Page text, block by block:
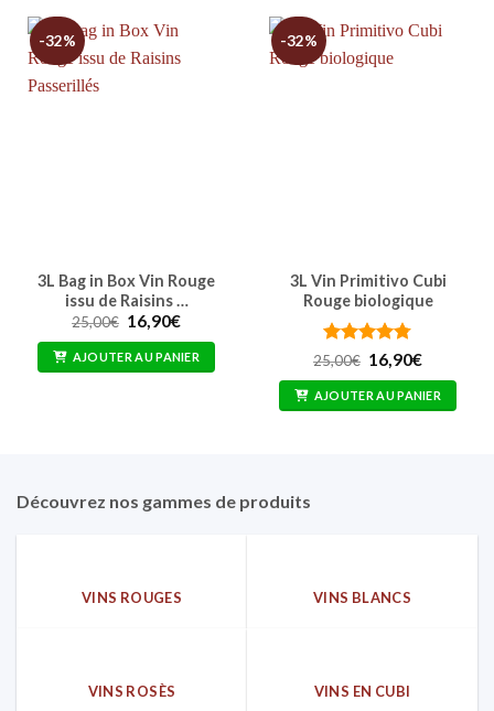
-32%
3L Bag in Box Vin Rouge
issu de Raisins …
25,00€ Le
prix
initial
était :
16,90€Le
actuel
est :
AJOUTER AU PANIER
-32%
3L Vin Primitivo Cubi
Rouge biologique
Note 4.77
25,00€ Le
prix
initial
était :
16,90€Le
actuel
est :
AJOUTER AU PANIER
Découvrez nos gammes de produits
VINS ROUGES VINS BLANCS
VINS ROSÈS VINS EN CUBI